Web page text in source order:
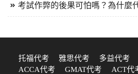
考試作弊的後果可怕嗎？為什麼
托福代考 雅思代考 多益代考
ACCA代考
GMAT代考 ACT代